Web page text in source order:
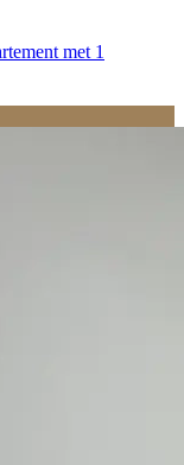
met 1